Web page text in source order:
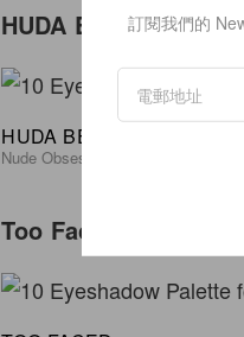
HUDA Beauty
HUDA BEAUTY
Nude Obsessions Eyeshadow
Too Faced
訂閱我們的